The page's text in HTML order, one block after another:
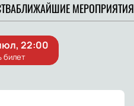
БЛИЖАЙШИЕ МЕРОПРИЯТИЯ